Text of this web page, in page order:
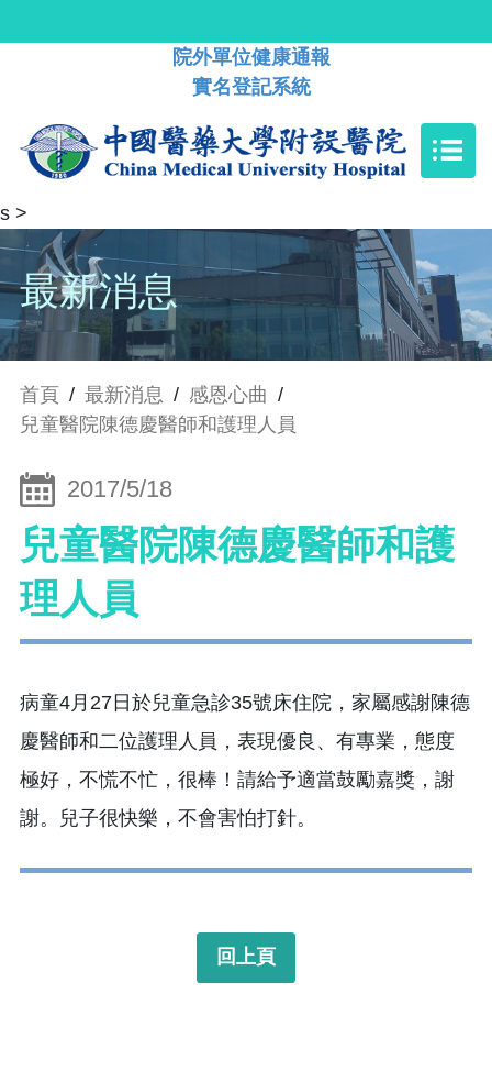
院外單位健康通報
實名登記系統
s >
最新消息
首頁 / 最新消息 / 感恩心曲 /
兒童醫院陳德慶醫師和護理人員
2017/5/18
兒童醫院陳德慶醫師和護
理人員
病童4月27日於兒童急診35號床住院，家屬感謝陳德
慶醫師和二位護理人員，表現優良、有專業，態度
極好，不慌不忙，很棒！請給予適當鼓勵嘉獎，謝
謝。兒子很快樂，不會害怕打針。
回上頁